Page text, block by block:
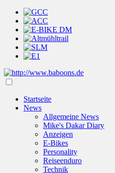
Startseite
News
Allgemeine News
Mike's Dakar Diary
Anzeigen
E-Bikes
Personality
Reiseenduro
Technik